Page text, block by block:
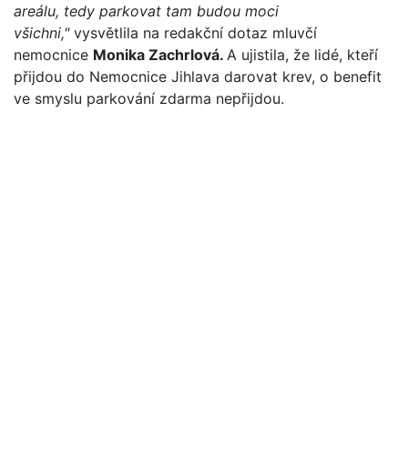
areálu, tedy parkovat tam budou moci
všichni,"vysvětlila na redakční dotaz mluvčí
nemocnice Monika Zachrlová. A ujistila, že lidé, kteří
přijdou do Nemocnice Jihlava darovat krev, o benefit
ve smyslu parkování zdarma nepřijdou.